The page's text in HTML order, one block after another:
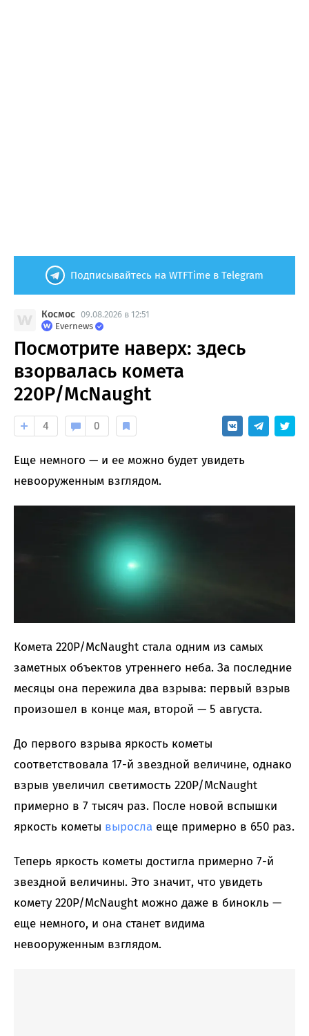
Подписывайтесь на WTFTime в Telegram
Космос 09.08.2026 в 12:51
Evernews
Посмотрите наверх: здесь
взорвалась комета
220P/McNaught
4 0
Еще немного — и ее можно будет увидеть
невооруженным взглядом.
Комета 220P/McNaught стала одним из самых
заметных объектов утреннего неба. За последние
месяцы она пережила два взрыва: первый взрыв
произошел в конце мая, второй — 5 августа.
До первого взрыва яркость кометы
соответствовала 17-й звездной величине, однако
взрыв увеличил светимость 220P/McNaught
примерно в 7 тысяч раз. После новой вспышки
яркость кометы выросла еще примерно в 650 раз.
Теперь яркость кометы достигла примерно 7-й
звездной величины. Это значит, что увидеть
комету 220P/McNaught можно даже в бинокль —
еще немного, и она станет видима
невооруженным взглядом.